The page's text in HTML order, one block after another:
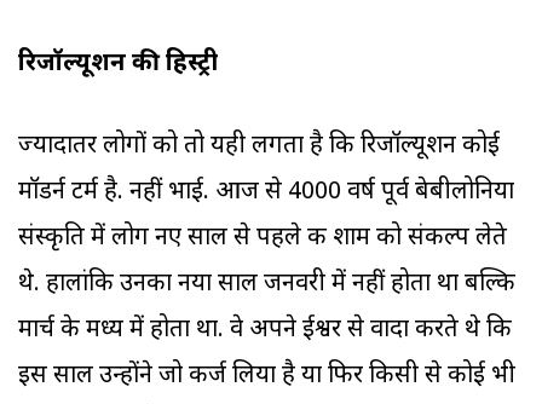
रिजॉल्यूशन की हिस्ट्री
ज्यादातर लोगों को तो यही लगता है कि रिजॉल्यूशन कोई
मॉडर्न टर्म है. नहीं भाई. आज से 4000 वर्ष पूर्व बेबीलोनिया
संस्कृति में लोग नए साल से पहले की शाम को संकल्प लेते
थे. हालांकि उनका नया साल जनवरी में नहीं होता था बल्कि
मार्च के मध्य में होता था. वे अपने ईश्वर से वादा करते थे कि
इस साल उन्होंने जो कर्ज लिया है या फिर किसी से कोई भी